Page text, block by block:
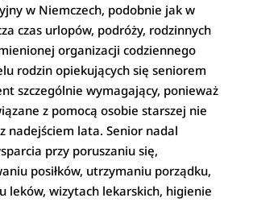
w Niemczech, podobnie jak w
czas urlopów, podróży, rodzinnych
organizacji codziennego
rodzin opiekujących się seniorem
szczególnie wymagający, ponieważ
z pomocą osobie starszej nie
nadejściem lata. Senior nadal
przy poruszaniu się,
posiłków, utrzymaniu porządku,
leków, wizytach lekarskich, higienie